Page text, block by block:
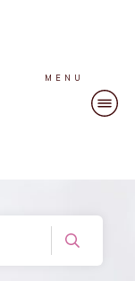
MENU